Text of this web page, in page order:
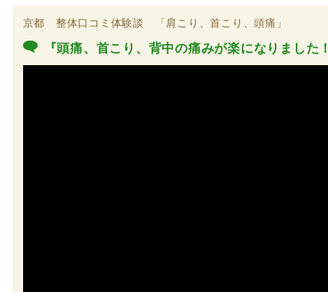
京都 整体口コミ体験談 「肩こり、首こり、頭痛」
『頭痛、首こり、背中の痛みが楽になりました